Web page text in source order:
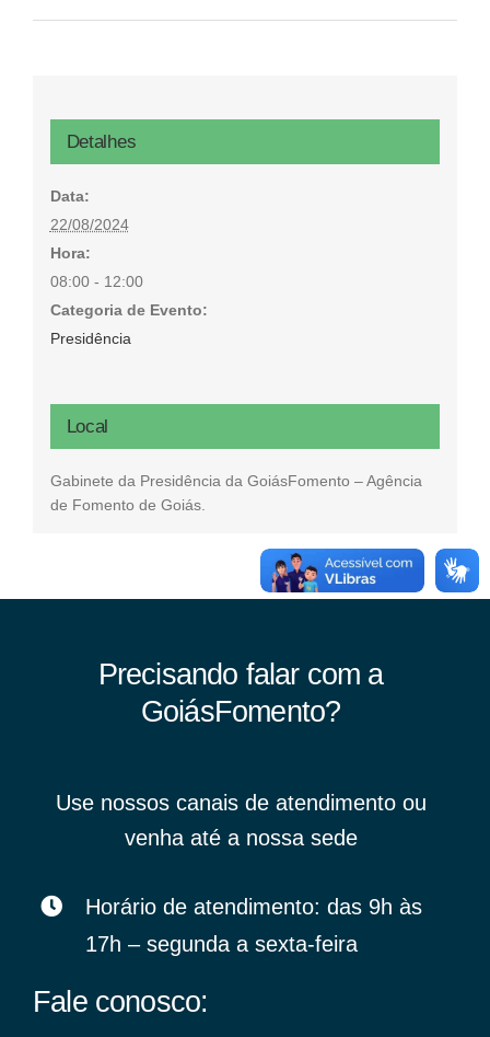
Detalhes
Data:
22/08/2024
Hora:
08:00 - 12:00
Categoria de Evento:
Presidência
Local
Gabinete da Presidência da GoiásFomento – Agência
de Fomento de Goiás.
Precisando falar com a
GoiásFomento?
Use nossos canais de atendimento ou
venha até a nossa sede
Horário de atendimento: das 9h às
17h – segunda a sexta-feira
Fale conosco: